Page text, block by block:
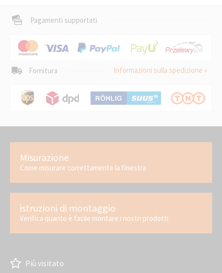
Pagamenti supportati
Fornitura Informazioni sulla spedizione »
Misurazione
Come misurare correttamente la finestra
istruzioni di montaggio
Verifica quanto è facile montare i nostri prodotti
Più visitato